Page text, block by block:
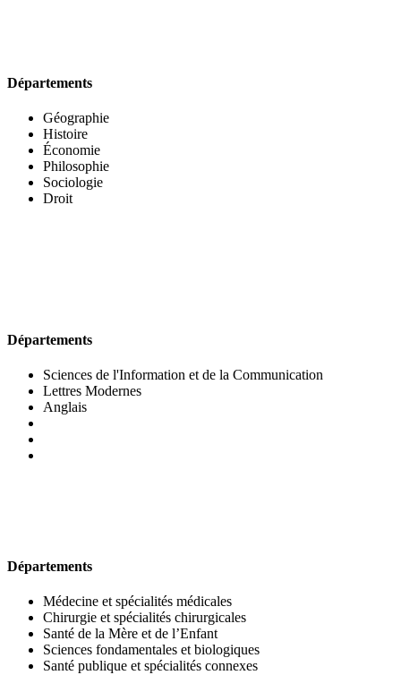
Départements
Géographie
Histoire
Économie
Philosophie
Sociologie
Droit
Départements
Sciences de l'Information et de la Communication
Lettres Modernes
Anglais
Départements
Médecine et spécialités médicales
Chirurgie et spécialités chirurgicales
Santé de la Mère et de l’Enfant
Sciences fondamentales et biologiques
Santé publique et spécialités connexes